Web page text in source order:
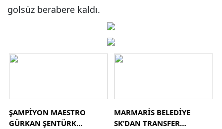
golsüz berabere kaldı.
ŞAMPİYON MAESTRO
GÜRKAN ŞENTÜRK
MARMARİS BELEDİYE
SK’DAN TRANSFER